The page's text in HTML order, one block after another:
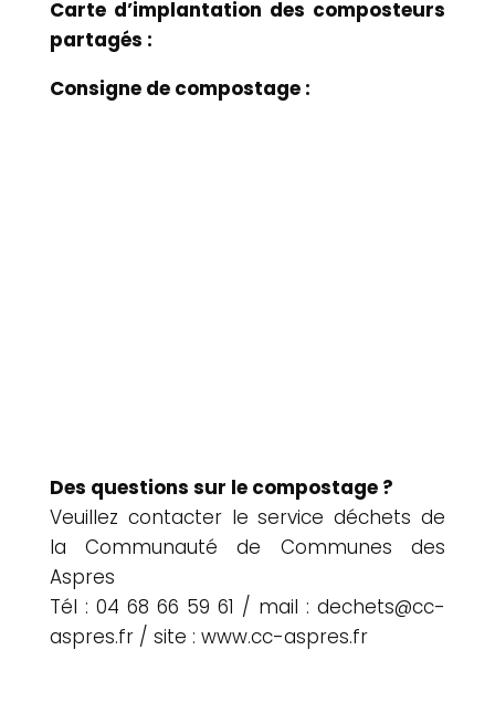
Carte d’implantation des composteurs
partagés :
Consigne de compostage :
Des questions sur le compostage ?
Veuillez contacter le service déchets de
la Communauté de Communes des
Aspres
Tél : 04 68 66 59 61 / mail : dechets@cc-
aspres.fr / site : www.cc-aspres.fr